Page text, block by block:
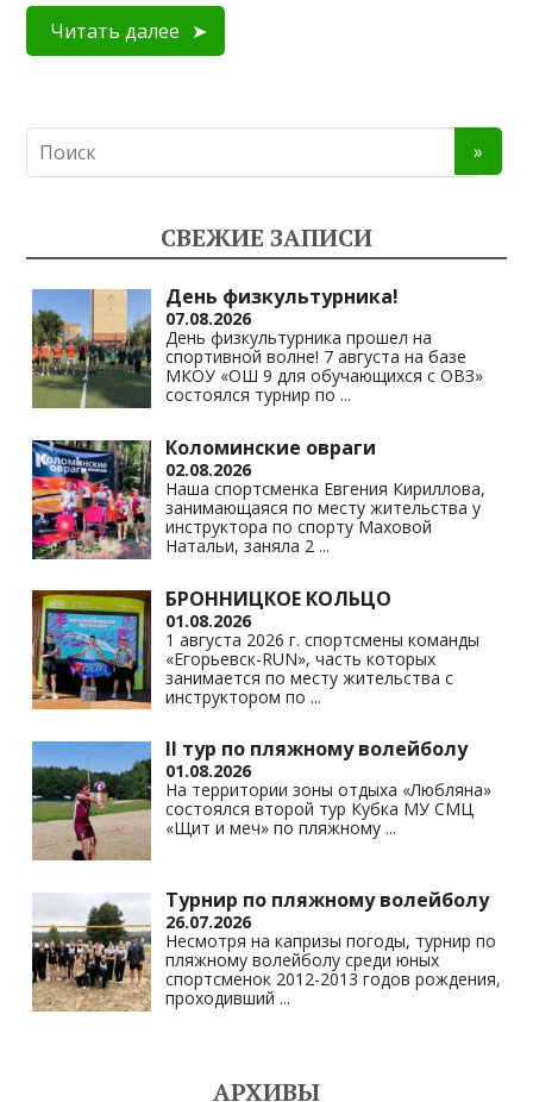
Читать далее
СВЕЖИЕ ЗАПИСИ
День физкультурника!
07.08.2026
День физкультурника прошел на
спортивной волне! 7 августа на базе
МКОУ «ОШ 9 для обучающихся с ОВЗ»
состоялся турнир по ...
Коломинские овраги
02.08.2026
Наша спортсменка Евгения Кириллова,
занимающаяся по месту жительства у
инструктора по спорту Маховой
Натальи, заняла 2 ...
БРОННИЦКОЕ КОЛЬЦО
01.08.2026
1 августа 2026 г. спортсмены команды
«Егорьевск-RUN», часть которых
занимается по месту жительства с
инструктором по ...
II тур по пляжному волейболу
01.08.2026
На территории зоны отдыха «Любляна»
состоялся второй тур Кубка МУ СМЦ
«Щит и меч» по пляжному ...
Турнир по пляжному волейболу
26.07.2026
Несмотря на капризы погоды, турнир по
пляжному волейболу среди юных
спортсменок 2012-2013 годов рождения,
проходивший ...
АРХИВЫ